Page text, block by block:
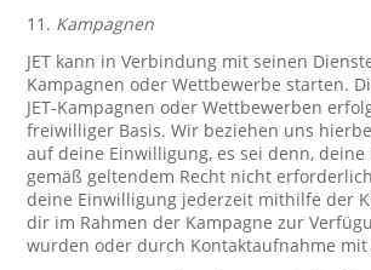
11. Kampagnen
JET kann in Verbindung mit seinen
Kampagnen oder Wettbewerbe starten.
JET-Kampagnen oder Wettbewerben
freiwilliger Basis. Wir beziehen uns
auf deine Einwilligung, es sei denn,
gemäß geltendem Recht nicht
deine Einwilligung jederzeit mithilfe der
dir im Rahmen der Kampagne zur
wurden oder durch Kontaktaufnahme